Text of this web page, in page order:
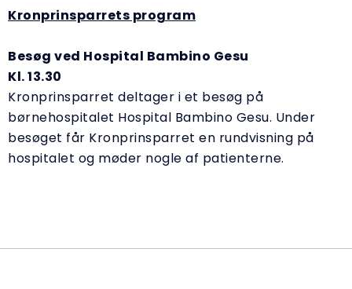
Kronprinsparrets program
Besøg ved Hospital Bambino Gesu
Kl. 13.30
Kronprinsparret deltager i et besøg på
børnehospitalet Hospital Bambino Gesu. Under
besøget får Kronprinsparret en rundvisning på
hospitalet og møder nogle af patienterne.